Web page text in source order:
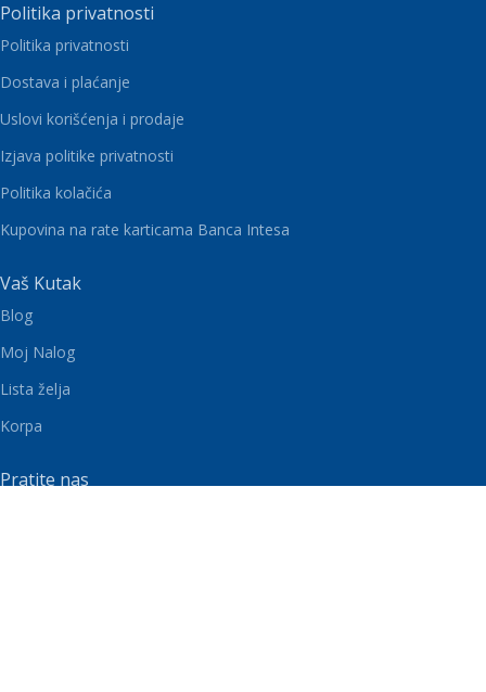
Politika privatnosti
Politika privatnosti
Dostava i plaćanje
Uslovi korišćenja i prodaje
Izjava politike privatnosti
Politika kolačića
Kupovina na rate karticama Banca Intesa
Vaš Kutak
Blog
Moj Nalog
Lista želja
Korpa
Pratite nas